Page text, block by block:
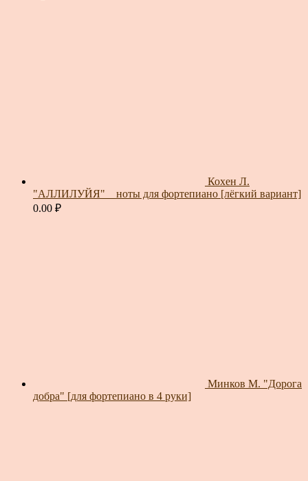
Кохен Л.
"АЛЛИЛУЙЯ" _ ноты для фортепиано [лёгкий вариант]
0.00 ₽
Минков М. "Дорога
добра" [для фортепиано в 4 руки]